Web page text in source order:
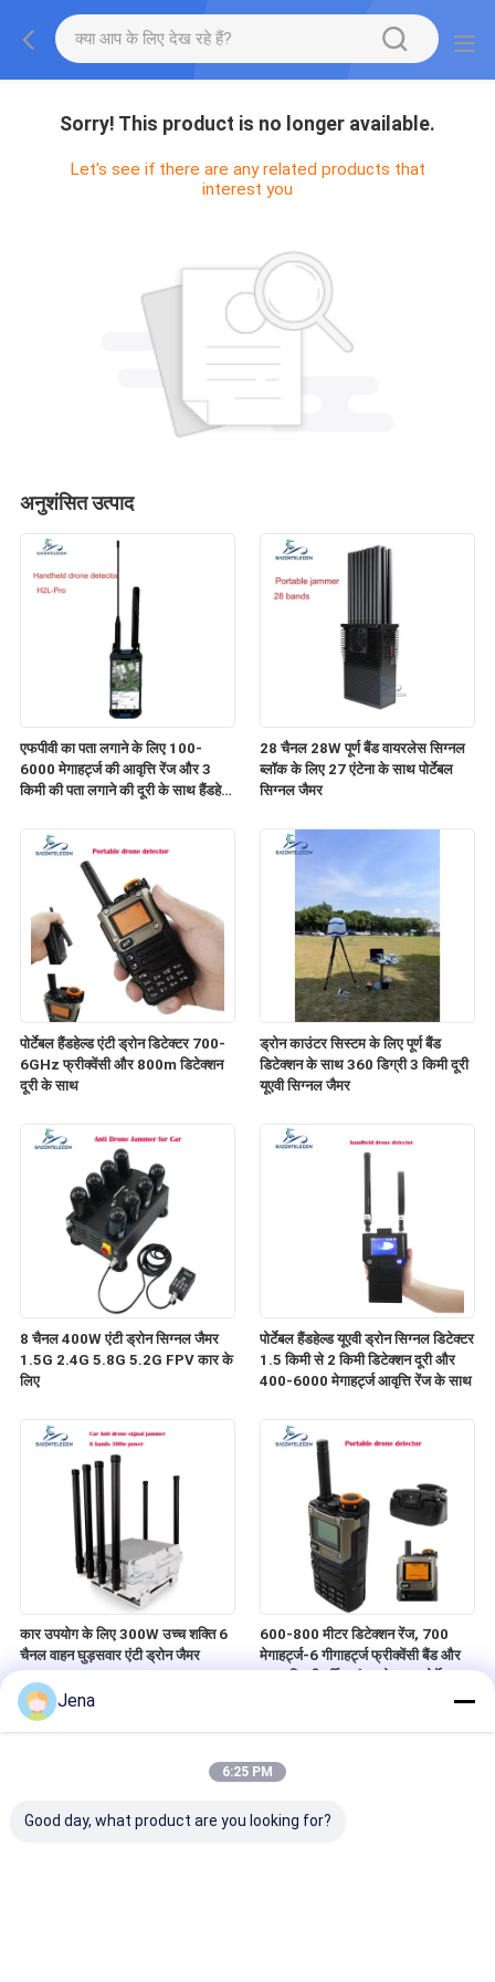
Sorry! This product is no longer available.
Let's see if there are any related products that
interest you
अनुशंसित उत्पाद
एफपीवी का पता लगाने के लिए 100-
6000 मेगाहर्ट्ज की आवृत्ति रेंज और 3
किमी की पता लगाने की दूरी के साथ हैंडहेल्ड
28 चैनल 28W पूर्ण बैंड वायरलेस सिग्नल
ब्लॉक के लिए 27 एंटेना के साथ पोर्टेबल
सिग्नल जैमर
पोर्टेबल हैंडहेल्ड एंटी ड्रोन डिटेक्टर 700-
6GHz फ्रीक्वेंसी और 800m डिटेक्शन
दूरी के साथ
ड्रोन काउंटर सिस्टम के लिए पूर्ण बैंड
डिटेक्शन के साथ 360 डिग्री 3 किमी दूरी
यूएवी सिग्नल जैमर
8 चैनल 400W एंटी ड्रोन सिग्नल जैमर
1.5G 2.4G 5.8G 5.2G FPV कार के
लिए
पोर्टेबल हैंडहेल्ड यूएवी ड्रोन सिग्नल डिटेक्टर
1.5 किमी से 2 किमी डिटेक्शन दूरी और
400-6000 मेगाहर्ट्ज आवृत्ति रेंज के साथ
कार उपयोग के लिए 300W उच्च शक्ति 6
चैनल वाहन घुड़सवार एंटी ड्रोन जैमर
600-800 मीटर डिटेक्शन रेंज, 700
मेगाहर्ट्ज-6 गीगाहर्ट्ज फ्रीक्वेंसी बैंड और
Jena
6:25 PM
Good day, what product are you looking for?